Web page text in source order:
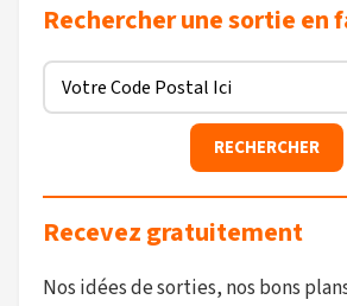
Rechercher une sortie en
Recevez gratuitement
Nos idées de sorties, nos bons